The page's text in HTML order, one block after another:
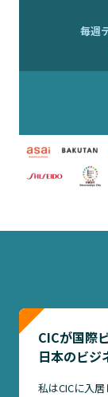
毎週
CICが国際
日本のビジ
私はCICに入